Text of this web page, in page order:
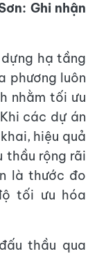
Ghi nhận
hạ tầng
phương luôn
nhằm tối ưu
các dự án
hiệu quả
thầu rộng rãi
là thước đo
tối ưu hóa
thầu qua